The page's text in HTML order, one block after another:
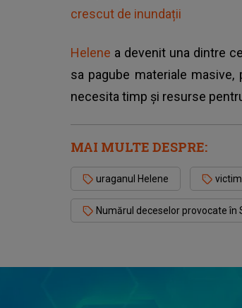
crescut de inundații
Helene a devenit una dintre
sa pagube materiale
necesita timp și resurse
MAI MULTE DESPRE:
uraganul Helene
Numărul deceselor provocate în